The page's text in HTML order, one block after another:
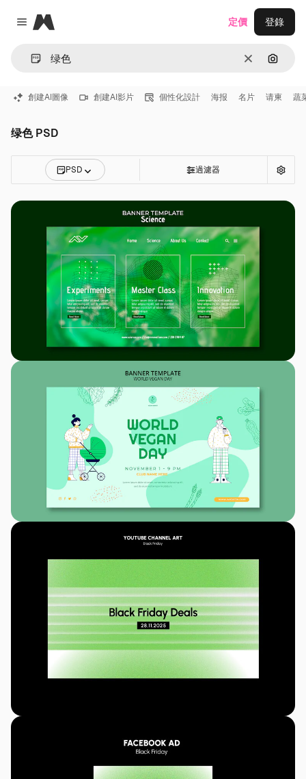
Close menu
Magnific
清除 通過圖
定價 登錄
創建AI圖像 創建AI影片 個性化設計 海报 名片 请柬 蔬
绿色 PSD
PSD 過濾器